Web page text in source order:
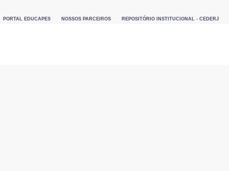
PORTAL EDUCAPES NOSSOS PARCEIROS REPOSITÓRIO INSTITUCIONAL - CEDERJ